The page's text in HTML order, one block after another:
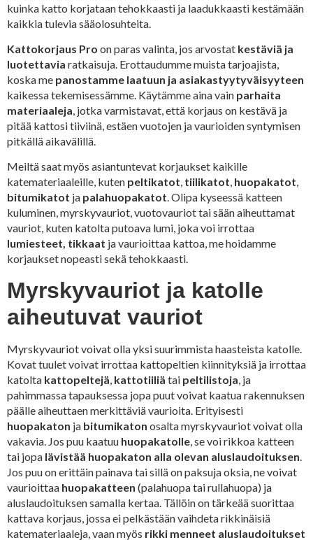
kuinka katto korjataan tehokkaasti ja laadukkaasti kestämään
kaikkia tulevia sääolosuhteita.
Kattokorjaus Pro on paras valinta, jos arvostat kestäviä ja
luotettavia ratkaisuja. Erottaudumme muista tarjoajista,
koska me panostamme laatuun ja asiakastyytyväisyyteen
kaikessa tekemisessämme. Käytämme aina vain parhaita
materiaaleja, jotka varmistavat, että korjaus on kestävä ja
pitää kattosi tiiviinä, estäen vuotojen ja vaurioiden syntymisen
pitkällä aikavälillä.
Meiltä saat myös asiantuntevat korjaukset kaikille
katemateriaaleille, kuten peltikatot, tiilikatot, huopakatot,
bitumikatot ja palahuopakatot. Olipa kyseessä katteen
kuluminen, myrskyvauriot, vuotovauriot tai sään aiheuttamat
vauriot, kuten katolta putoava lumi, joka voi irrottaa
lumiesteet, tikkaat ja vaurioittaa kattoa, me hoidamme
korjaukset nopeasti sekä tehokkaasti.
Myrskyvauriot ja katolle
aiheutuvat vauriot
Myrskyvauriot voivat olla yksi suurimmista haasteista katolle.
Kovat tuulet voivat irrottaa kattopeltien kiinnityksiä ja irrottaa
katolta kattopeltejä kattotiiliä tai peltilistoja , ja
pahimmassa tapauksessa jopa puut voivat kaatua rakennuksen
päälle aiheuttaen merkittäviä vaurioita. Erityisesti
huopakaton ja bitumikaton osalta myrskyvauriot voivat olla
vakavia. Jos puu kaatuu huopakatolle , se voi rikkoa katteen
tai jopa lävistää huopakaton alla olevan aluslaudoituksen
Jos puu on erittäin painava tai sillä on paksuja oksia, ne voivat
vaurioittaa huopakatteen (palahuopa tai rullahuopa) ja
aluslaudoituksen samalla kertaa. Tällöin on tärkeää suorittaa
kattava korjaus, jossa ei pelkästään vaihdeta rikkinäisiä
katemateriaaleja, vaan myös rikki menneet aluslaudoitukset